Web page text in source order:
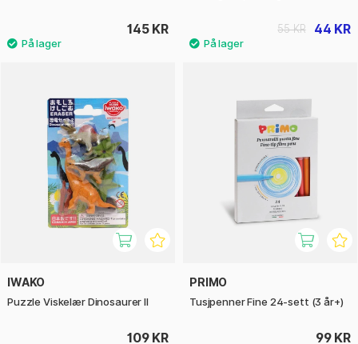
145 KR 44 KR
55 KR
IWAKO
Puzzle Viskelær Dinosaurer II
109 KR
PRIMO
Tusjpenner Fine 24-sett (3 år+)
99 KR